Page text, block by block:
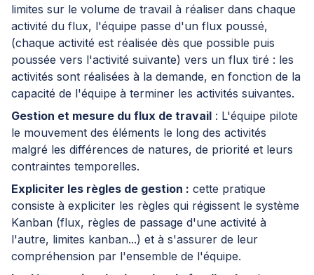
limites sur le volume de travail à réaliser dans chaque
activité du flux, l'équipe passe d'un flux poussé,
(chaque activité est réalisée dès que possible puis
poussée vers l'activité suivante) vers un flux tiré : les
activités sont réalisées à la demande, en fonction de la
capacité de l'équipe à terminer les activités suivantes.
Gestion et mesure du flux de travail : L'équipe pilote
le mouvement des éléments le long des activités
malgré les différences de natures, de priorité et leurs
contraintes temporelles.
Expliciter les règles de gestion : cette pratique
consiste à expliciter les règles qui régissent le système
Kanban (flux, règles de passage d'une activité à
l'autre, limites kanban...) et à s'assurer de leur
compréhension par l'ensemble de l'équipe.